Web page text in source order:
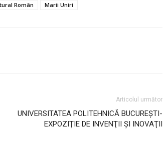
Român Marii Uniri
Articolul următor
UNIVERSITATEA POLITEHNICĂ BUCUREŞTI-
EXPOZIŢIE DE INVENŢII ŞI INOVAŢII